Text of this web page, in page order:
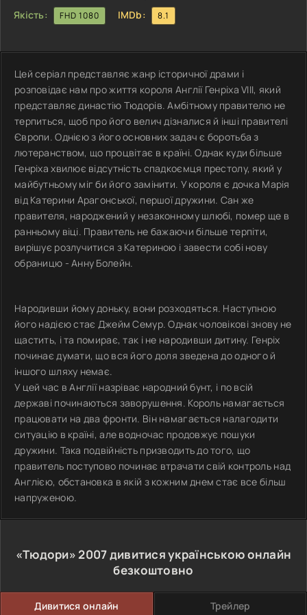
Якість:
FHD 1080 IMDb: 8.1
Цей серіал представляє жанр історичної драми і
розповідає нам про життя короля Англії Генріха VIII, який
представляє династію Тюдорів. Амбітному правителю не
терпиться, щоб про його велич дізналися й інші правителі
Європи. Однією з його основних задач є боротьба з
лютеранством, що процвітає в країні. Однак куди більше
Генріха хвилює відсутність спадкоємця престолу, який у
майбутньому міг би його замінити. У короля є дочка Марія
від Катерини Арагонської, першої дружини. Сан же
правителя, народжений у незаконному шлюбі, помер ще в
ранньому віці. Правитель не бажаючи більше терпіти,
вирішує розлучитися з Катериною і завести собі нову
обраницю - Анну Болейн.
Народивши йому доньку, вони розходяться. Наступною
його надією стає Джейм Семур. Однак чоловікові знову не
щастить, і та помирає, так і не народивши дитину. Генріх
починає думати, що вся його доля зведена до одного й
іншого шляху немає.
У цей час в Англії назріває народний бунт, і по всій
державі починаються заворушення. Король намагається
працювати на два фронти. Він намагається налагодити
ситуацію в країні, але водночас продовжує пошуки
дружини. Така подвійність призводить до того, що
правитель поступово починає втрачати свій контроль над
Англією, обстановка в якій з кожним днем стає все більш
напруженою.
«Тюдори»2007дивитися українською онлайн
безкоштовно
Дивитися онлайн Трейлер